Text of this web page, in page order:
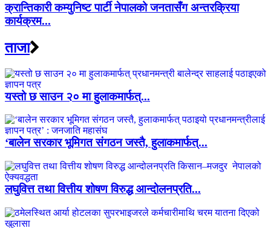
क्रान्तिकारी कम्युनिष्ट पार्टी नेपालको जनतासँग अन्तरक्रिया
कार्यक्रम...
ताजा
यस्तो छ साउन २० मा हुलाकमार्फत्...
‘बालेन सरकार भूमिगत संगठन जस्तै, हुलाकमार्फत्...
लघुवित्त तथा वित्तीय शोषण विरुद्ध आन्दोलनप्रति...